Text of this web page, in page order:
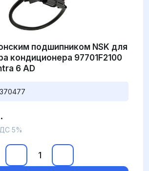
подшипником NSK для
кондиционера 97701F2100
6 AD
370477
5%